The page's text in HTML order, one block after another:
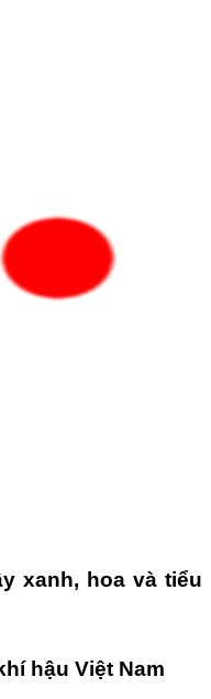
xanh, hoa và tiểu
hậu Việt Nam